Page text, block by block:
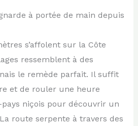
à portée de main depuis
s’affolent sur la Côte
ressemblent à des
le remède parfait. Il suffit
et de rouler une heure
niçois pour découvrir un
route serpente à travers des